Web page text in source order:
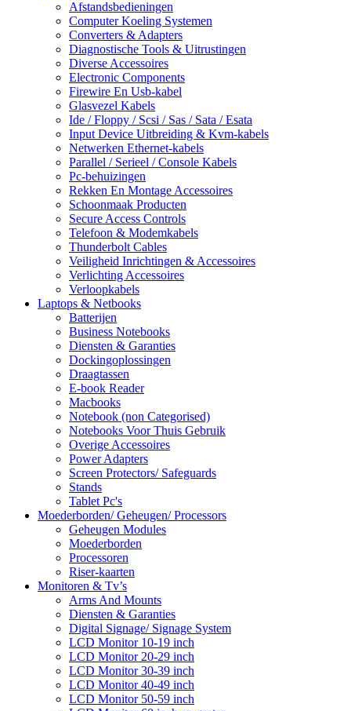
Afstandsbedieningen
Computer Koeling Systemen
Converters & Adapters
Diagnostische Tools & Uitrustingen
Diverse Accessoires
Electronic Components
Firewire En Usb-kabel
Glasvezel Kabels
Ide / Floppy / Scsi / Sas / Sata / Esata
Input Device Uitbreiding & Kvm-kabels
Netwerken Ethernet-kabels
Parallel / Serieel / Console Kabels
Pc-behuizingen
Rekken En Montage Accessoires
Schoonmaak Producten
Secure Access Controls
Telefoon & Modemkabels
Thunderbolt Cables
Veiligheid Inrichtingen & Accessoires
Verlichting Accessoires
Verloopkabels
Laptops & Netbooks
Batterijen
Business Notebooks
Diensten & Garanties
Dockingoplossingen
Draagtassen
E-book Reader
Macbooks
Notebook (non Categorised)
Notebooks Voor Thuis Gebruik
Overige Accessoires
Power Adapters
Screen Protectors/ Safeguards
Stands
Tablet Pc's
Moederborden/ Geheugen/ Processors
Geheugen Modules
Moederborden
Processoren
Riser-kaarten
Monitoren & Tv’s
Arms And Mounts
Diensten & Garanties
Digital Signage/ Signage System
LCD Monitor 10-19 inch
LCD Monitor 20-29 inch
LCD Monitor 30-39 inch
LCD Monitor 40-49 inch
LCD Monitor 50-59 inch